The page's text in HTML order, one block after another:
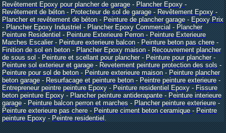
Revêtement Epoxy pour plancher de garage - Plancher Epoxy-
Revêtement de béton- Protecteur de sol de garage- Revêtement Epoxy-
Plancher et revêtement de béton - Peinture de plancher garage - Epoxy Prix
- Plancher Epoxy Industriel- Plancher Epoxy Commercial- Plancher
Peinture Residentiel- Peinture Exterieure Perron- Peinture Exterieure
Marches Escalier- Peinture exterieure balcon - Peinture beton pas chere -
Finition de sol en beton - Plancher Epoxy maison- Recouvrement plancher
de sous sol - Peinture et scellant pour plancher- Peinture pour plancher -
Peinture sol exterieur et garage - Revetement peinture protection des sols -
Peinture pour sol de beton- Peinture exterieure maison - Peinture plancher
beton garage - Resurfacage et peinture beton- Peintre peinture exterieure -
Entrepreneur peintre peinture Epoxy - Peinture residentiel Epoxy - Fissure
beton peinture Epoxy - Plancher peinture antiderapante- Peinture interieure
garage - Peinture balcon perron et marches - Plancher peinture exterieure -
Peinture exterieure pas chere - Peinture ciment beton ceramique- Peintre
peinture Epoxy - Peintre residentiel .